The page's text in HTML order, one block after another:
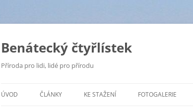
Přejít
webu
Benátecký čtyřlístek
Příroda pro lidi, lidé pro přírodu
ÚVOD ČLÁNKY KE STAŽENÍ FOTOGALERIE